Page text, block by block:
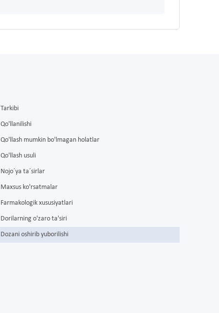
Tarkibi
Qo'llanilishi
Qo'llash mumkin bo'lmagan holatlar
Qo'llash usuli
Nojo´ya ta´sirlar
Maxsus ko'rsatmalar
Farmakologik xususiyatlari
Dorilarning o'zaro ta'siri
Dozani oshirib yuborilishi